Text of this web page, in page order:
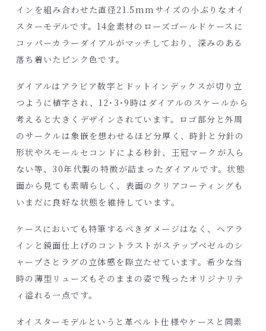
インを組み合わせた直径21.5mmサイズの小ぶりなオイ
スターモデルです。14金素材のローズゴールドケースに
コッパーカラーダイアルがマッチしており、深みのある
落ち着いたピンク色です。
ダイアルはアラビア数字とドットインデックスが切り立
つように植字され、12･3･9時はダイアルのスケールから
考えると大きくデザインされています。ロゴ部分と外周
のサークルは象嵌を想わせるほど分厚く、時針と分針の
形状やスモールセコンドによる秒針、王冠マークが入ら
ない等、30年代製の特徴が詰まったダイアルです。状態
面から見ても素晴らしく、表面のクリアコーティングも
いまだに良好な状態を維持しています。
ケースにおいても特筆するべきダメージはなく、ヘアラ
インと鏡面仕上げのコントラストがステップベゼルのシ
ャープさとラグの立体感を際立たせています。希少な当
時の薄型リューズもそのままの姿で残ったオリジナリテ
ィ溢れる一点です。
オイスターモデルというと革ベルト仕様やケースと同素